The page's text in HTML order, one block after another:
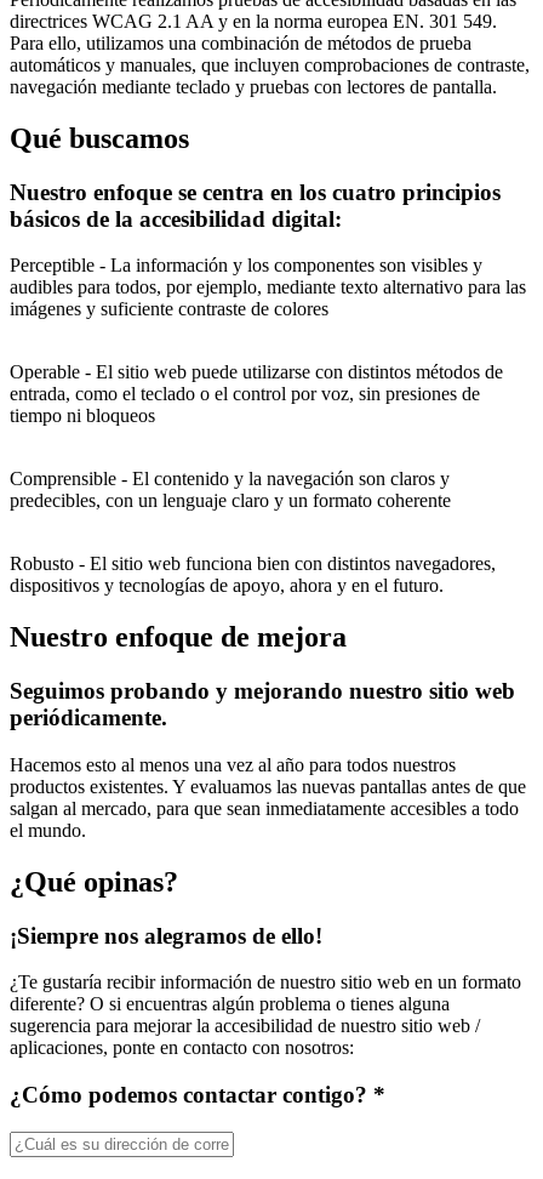
directrices WCAG 2.1 AA y en la norma europea EN. 301 549.
Para ello, utilizamos una combinación de métodos de prueba
automáticos y manuales, que incluyen comprobaciones de contraste,
navegación mediante teclado y pruebas con lectores de pantalla.
Qué buscamos
Nuestro enfoque se centra en los cuatro principios
básicos de la accesibilidad digital:
Perceptible - La información y los componentes son visibles y
audibles para todos, por ejemplo, mediante texto alternativo para las
imágenes y suficiente contraste de colores
Operable - El sitio web puede utilizarse con distintos métodos de
entrada, como el teclado o el control por voz, sin presiones de
tiempo ni bloqueos
Comprensible - El contenido y la navegación son claros y
predecibles, con un lenguaje claro y un formato coherente
Robusto - El sitio web funciona bien con distintos navegadores,
dispositivos y tecnologías de apoyo, ahora y en el futuro.
Nuestro enfoque de mejora
Seguimos probando y mejorando nuestro sitio web
periódicamente.
Hacemos esto al menos una vez al año para todos nuestros
productos existentes. Y evaluamos las nuevas pantallas antes de que
salgan al mercado, para que sean inmediatamente accesibles a todo
el mundo.
¿Qué opinas?
¡Siempre nos alegramos de ello!
¿Te gustaría recibir información de nuestro sitio web en un formato
diferente? O si encuentras algún problema o tienes alguna
sugerencia para mejorar la accesibilidad de nuestro sitio web /
aplicaciones, ponte en contacto con nosotros:
¿Cómo podemos contactar contigo? *